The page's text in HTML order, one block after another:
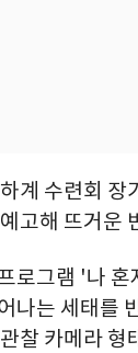
계 수련회 장
고해 뜨거운
로그램 '나 혼
나는 세태를
찰 카메라 형